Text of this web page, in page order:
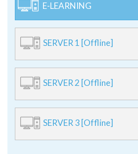
E-LEARNING
SERVER 1 [Offline]
SERVER 2 [Offline]
SERVER 3 [Offline]